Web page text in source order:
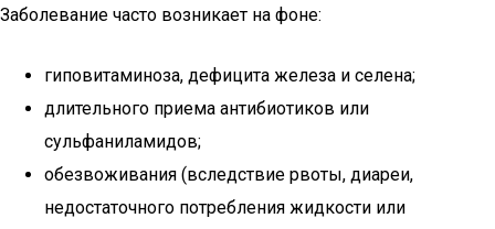
Заболевание часто возникает на фоне:
гиповитаминоза, дефицита железа и селена;
длительного приема антибиотиков или
сульфаниламидов;
обезвоживания (вследствие рвоты, диареи,
недостаточного потребления жидкости или